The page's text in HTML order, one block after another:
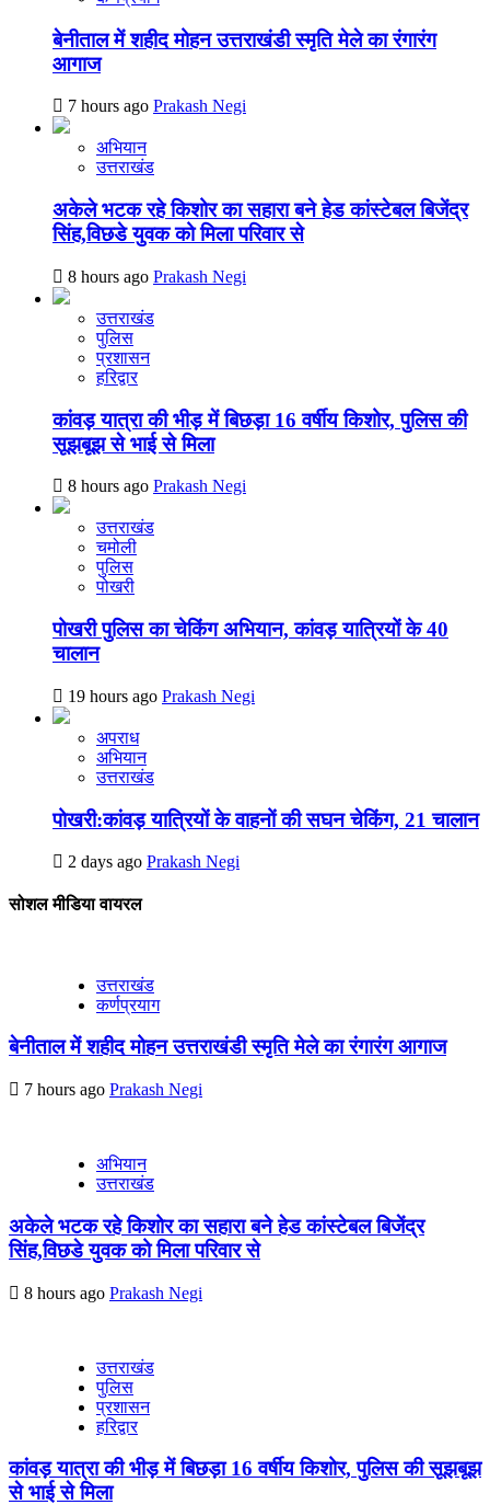
बेनीताल में शहीद मोहन उत्तराखंडी स्मृति मेले का रंगारंग
आगाज
7 hours ago Prakash Negi
अभियान
उत्तराखंड
अकेले भटक रहे किशोर का सहारा बने हेड कांस्टेबल बिजेंद्र
सिंह,विछडे युवक को मिला परिवार से
8 hours ago Prakash Negi
उत्तराखंड
पुलिस
प्रशासन
हरिद्वार
कांवड़ यात्रा की भीड़ में बिछड़ा 16 वर्षीय किशोर, पुलिस की
सूझबूझ से भाई से मिला
8 hours ago Prakash Negi
उत्तराखंड
चमोली
पुलिस
पोखरी
पोखरी पुलिस का चेकिंग अभियान, कांवड़ यात्रियों के 40
चालान
19 hours ago Prakash Negi
अपराध
अभियान
उत्तराखंड
पोखरी:कांवड़ यात्रियों के वाहनों की सघन चेकिंग, 21 चालान
2 days ago Prakash Negi
सोशल मीडिया वायरल
उत्तराखंड
कर्णप्रयाग
बेनीताल में शहीद मोहन उत्तराखंडी स्मृति मेले का रंगारंग आगाज
7 hours ago Prakash Negi
अभियान
उत्तराखंड
अकेले भटक रहे किशोर का सहारा बने हेड कांस्टेबल बिजेंद्र
सिंह,विछडे युवक को मिला परिवार से
8 hours ago Prakash Negi
उत्तराखंड
पुलिस
प्रशासन
हरिद्वार
कांवड़ यात्रा की भीड़ में बिछड़ा 16 वर्षीय किशोर, पुलिस की सूझबूझ
से भाई से मिला